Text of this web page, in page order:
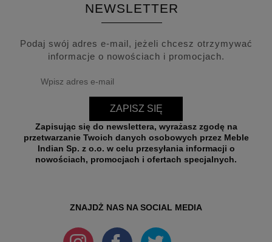
NEWSLETTER
Podaj swój adres e-mail, jeżeli chcesz otrzymywać
informacje o nowościach i promocjach.
ZAPISZ SIĘ
Zapisując się do newslettera, wyrażasz zgodę na
przetwarzanie Twoich danych osobowych przez Meble
Indian Sp. z o.o. w celu przesyłania informacji o
nowościach, promocjach i ofertach specjalnych.
ZNAJDŻ NAS NA SOCIAL MEDIA